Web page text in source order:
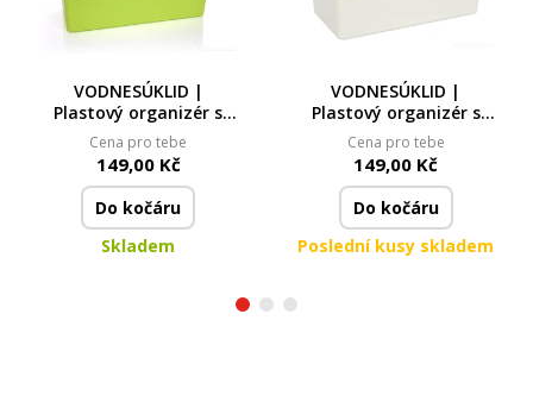
VODNESÚKLID |
Plastový organizér s
madlem | 8 přihrádek +
3 vyjímatelné přepážky
| zelený
Cena pro tebe
149,00 Kč
Do kočáru
Skladem
VODNESÚKLID |
Plastový organizér s
madlem | 8 přihrádek +
3 vyjímatelné přepážky
| smetanový
Cena pro tebe
149,00 Kč
Do kočáru
Poslední kusy skladem